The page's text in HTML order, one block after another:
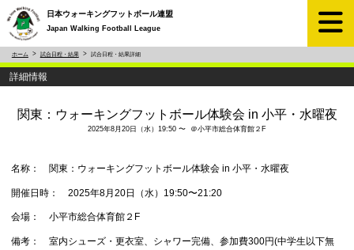
日本ウォーキングフットボール連盟
Japan Walking Football League
ホーム 試合日程・結果 試合日程・結果詳細
詳細情報
関東：ウォーキングフットボール体験会 in 小平・水曜夜
2025年8月20日（水）19:50 〜 ＠小平市総合体育館２F
名称： 関東：ウォーキングフットボール体験会 in 小平・水曜夜
開催日時： 2025年8月20日（水）19:50〜21:20
会場： 小平市総合体育館２F
備考： 室内シューズ・更衣室、シャワー完備、参加費300円(中学生以下無